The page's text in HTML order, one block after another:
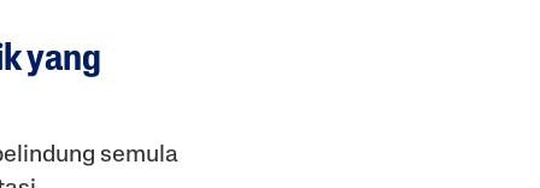
yang
semula